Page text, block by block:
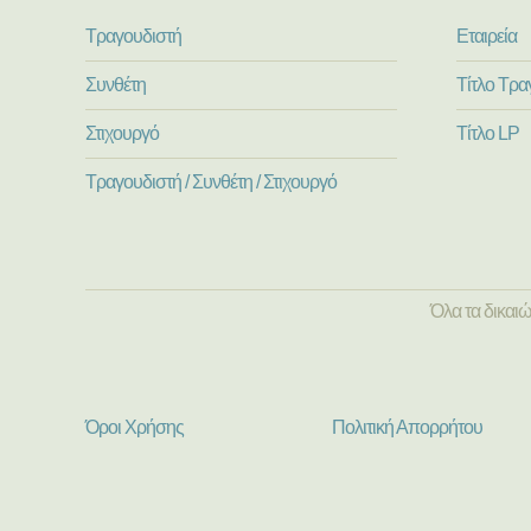
Τραγουδιστή
Συνθέτη
Στιχουργό
Τραγουδιστή / Συνθέτη / Στιχουργό
Εταιρεία
Τίτλο
Τίτλο LP
Όλα τα
Όροι Χρήσης Πολιτική Απορρήτου